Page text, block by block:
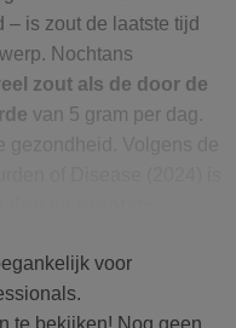
is zout de laatste tijd
Nochtans
zout als de door de
van 5 gram per dag.
en rood vlees,
Een voedingslijstje
voor
te bekijken! Nog geen